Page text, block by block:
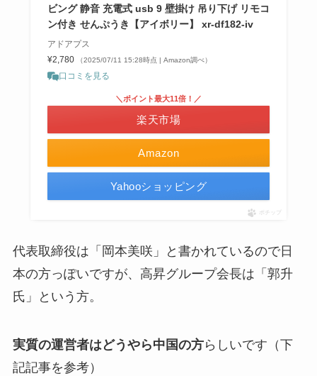
ビング 静音 充電式 usb 9 壁掛け 吊り下げ リモコ
ン付き せんぷうき【アイボリー】 xr-df182-iv
アドアプス
¥2,780
（2025/07/11 15:28時点 | Amazon調べ）
口コミを見る
Amazon
＼ポイント最大11倍！／
楽天市場
Yahooショッピング
ポチップ
代表取締役は「岡本美咲」と書かれているので日
本の方っぽいですが、高昇グループ会長は「郭升
氏」という方。
実質の運営者はどうやら中国の方らしいです（下
記記事を参考）